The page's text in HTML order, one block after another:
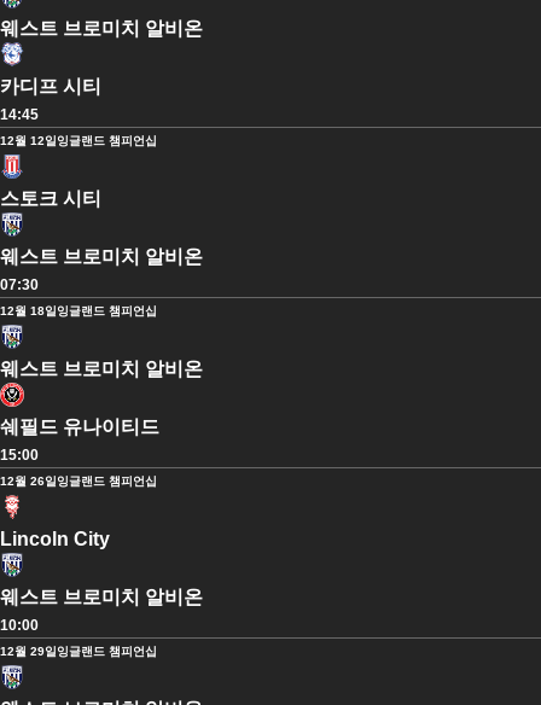
웨스트 브로미치 알비온
카디프 시티
14:45
12월 12일잉글랜드 챔피언십
스토크 시티
웨스트 브로미치 알비온
07:30
12월 18일잉글랜드 챔피언십
웨스트 브로미치 알비온
쉐필드 유나이티드
15:00
12월 26일잉글랜드 챔피언십
Lincoln City
웨스트 브로미치 알비온
10:00
12월 29일잉글랜드 챔피언십